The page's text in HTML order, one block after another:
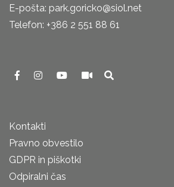
E-pošta: park.goricko@siol.net
Telefon: +386 2 551 88 61
Kontakti
Pravno obvestilo
GDPR in piškotki
Odpiralni čas